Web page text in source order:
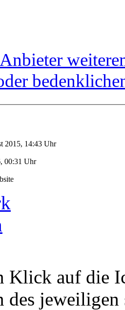
2015, 14:43 Uhr
00:31 Uhr
Klick auf die
des